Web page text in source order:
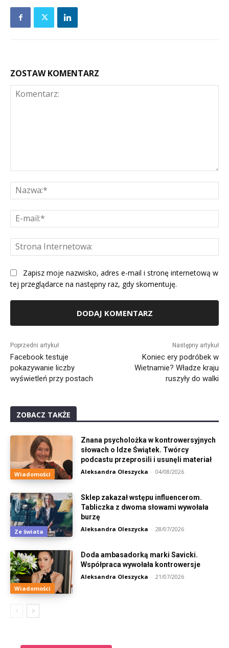
ZOSTAW KOMENTARZ
Zapisz moje nazwisko, adres e-mail i stronę internetową w
tej przeglądarce na następny raz, gdy skomentuję.
Poprzedni artykuł
Facebook testuje
pokazywanie liczby
wyświetleń przy postach
Następny artykuł
Koniec ery podróbek w
Wietnamie? Władze kraju
ruszyły do walki
ZOBACZ TAKŻE
Wiadomości
Znana psycholożka w kontrowersyjnych
słowach o Idze Świątek. Twórcy
podcastu przeprosili i usunęli materiał
Aleksandra Oleszycka - 04/08/2026
Ze świata
Sklep zakazał wstępu influencerom.
Tabliczka z dwoma słowami wywołała
burzę
Aleksandra Oleszycka - 28/07/2026
Wiadomości
Doda ambasadorką marki Savicki.
Współpraca wywołała kontrowersje
Aleksandra Oleszycka - 21/07/2026